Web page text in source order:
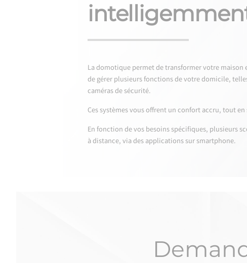
La domotique permet de transformer votre
de gérer plusieurs fonctions de votre domicile,
caméras de sécurité.
Ces systèmes vous offrent un confort accru, tout
En fonction de vos besoins spécifiques, plusieurs
à distance, via des applications sur smartphone.